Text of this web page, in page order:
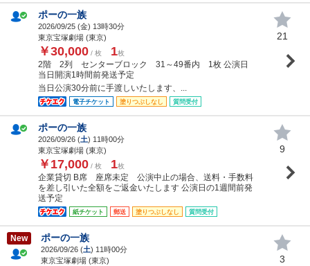
ポーの一族
2026/09/25 (金) 13時30分
東京宝塚劇場 (東京)
￥30,000 / 枚 1枚
2階 2列 センターブロック 31～49番内 1枚 公演日
当日開演1時間前発送予定
当日公演30分前に手渡しいたします、...
電子チケット 塗りつぶしなし 質問受付
21
ポーの一族
2026/09/26 (土) 11時00分
東京宝塚劇場 (東京)
￥17,000 / 枚 1枚
企業貸切 B席 座席未定 公演中止の場合、送料・手数料
を差し引いた全額をご返金いたします 公演日の1週間前発
送予定
紙チケット 郵送 塗りつぶしなし 質問受付
9
New ポーの一族
2026/09/26 (土) 11時00分
東京宝塚劇場 (東京)
3